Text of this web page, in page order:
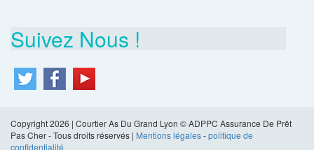
Suivez Nous !
Copyright 2026 | Courtier As Du Grand Lyon © ADPPC Assurance De Prêt
Pas Cher - Tous droits réservés | Mentions légales-politique de
confidentialité